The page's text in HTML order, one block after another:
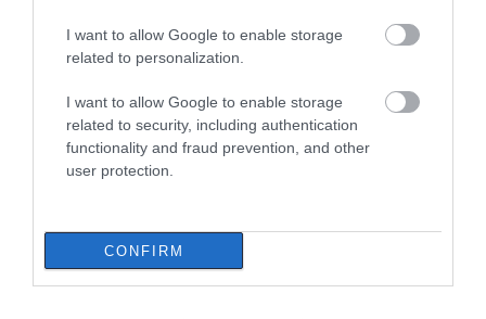
I want to allow Google to enable storage
related to personalization.
I want to allow Google to enable storage
related to security, including authentication
functionality and fraud prevention, and other
user protection.
CONFIRM